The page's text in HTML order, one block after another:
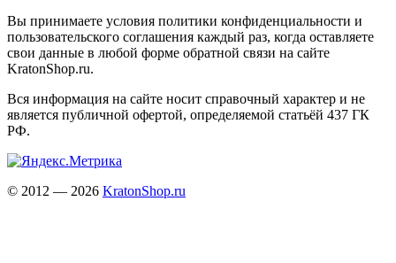
Вы принимаете условия политики конфиденциальности и
пользовательского соглашения каждый раз, когда оставляете
свои данные в любой форме обратной связи на сайте
KratonShop.ru.
Вся информация на сайте носит справочный характер и не
является публичной офертой, определяемой статьёй 437 ГК
РФ.
© 2012 — 2026 KratonShop.ru